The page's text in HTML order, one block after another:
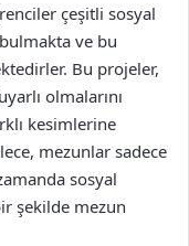
çeşitli sosyal
ve bu
Bu projeler,
olmalarını
kesimlerine
mezunlar sadece
sosyal
şekilde mezun